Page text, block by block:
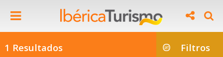
1 Resultados Filtros